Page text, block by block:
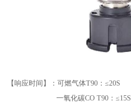
【响应时间】：可燃气体T90：≤20S
一氧化碳CO T90：≤15S